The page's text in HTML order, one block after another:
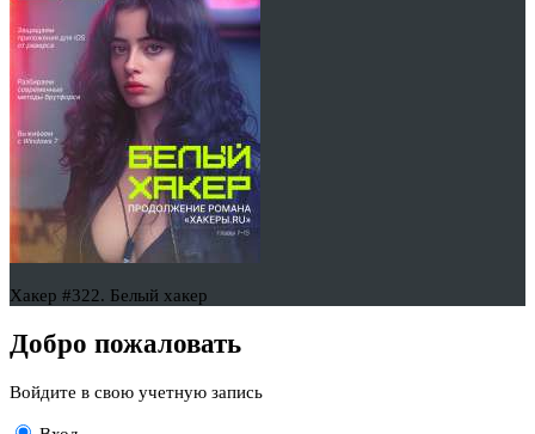
Хакер #322. Белый хакер
Добро пожаловать
Войдите в свою учетную запись